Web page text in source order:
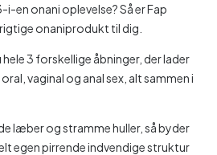
i-en onani oplevelse? Så er Fap
onaniprodukt til dig.
3 forskellige åbninger, der lader
vaginal og anal sex, alt sammen i
læber og stramme huller, så byder
egen pirrende indvendige struktur